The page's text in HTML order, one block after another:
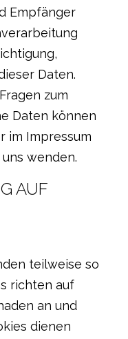
Empfänger
Daten.
zum
Daten können
im Impressum
wenden.
AUF
teilweise so
richten auf
an und
dienen